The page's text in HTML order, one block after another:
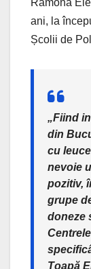
ani, la
Școlii de
„Fiind
din
cu
nevoie
pozitiv,
grupe
doneze
Țoapă